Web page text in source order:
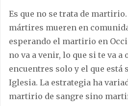
Es que no se trata de
mártires mueren en
esperando el martirio en
no va a venir, lo que si te va a
encuentres solo y el que está
Iglesia. La estrategia ha
martirio de sangre sino